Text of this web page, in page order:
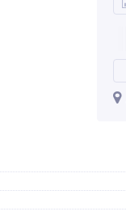
Флэт 35.45 354*446*16